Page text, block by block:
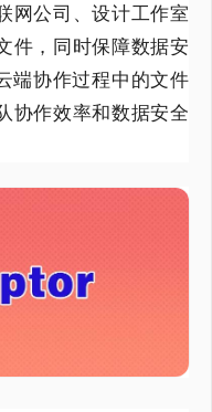
网公司、设计工作室
件，同时保障数据安
端协作过程中的文件
协作效率和数据安全